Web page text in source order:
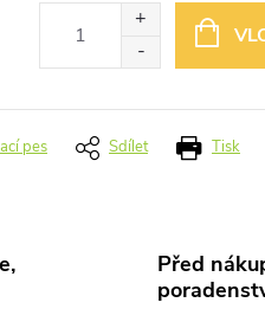
Tisk
pes Sdílet
Před